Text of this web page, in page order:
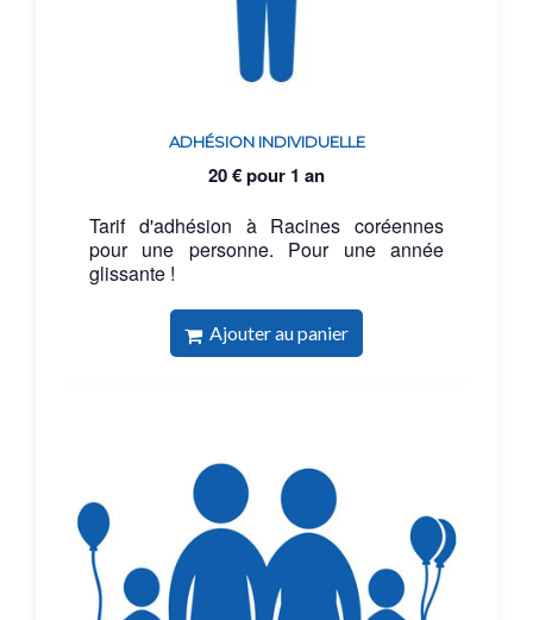
ADHÉSION INDIVIDUELLE
20€pour 1 an
Tarif d'adhésion à Racines coréennes
pour une personne. Pour une année
glissante !
Ajouter au panier